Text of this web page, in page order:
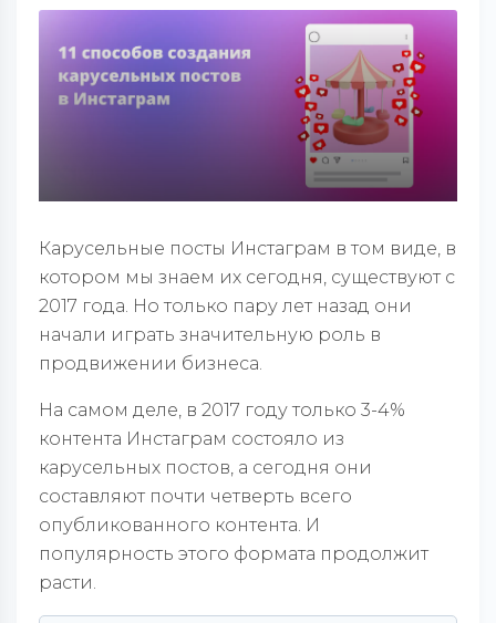
Карусельные посты Инстаграм в том виде, в
котором мы знаем их сегодня, существуют с
2017 года. Но только пару лет назад они
начали играть значительную роль в
продвижении бизнеса.
На самом деле, в 2017 году только 3-4%
контента Инстаграм состояло из
карусельных постов, а сегодня они
составляют почти четверть всего
опубликованного контента. И
популярность этого формата продолжит
расти.